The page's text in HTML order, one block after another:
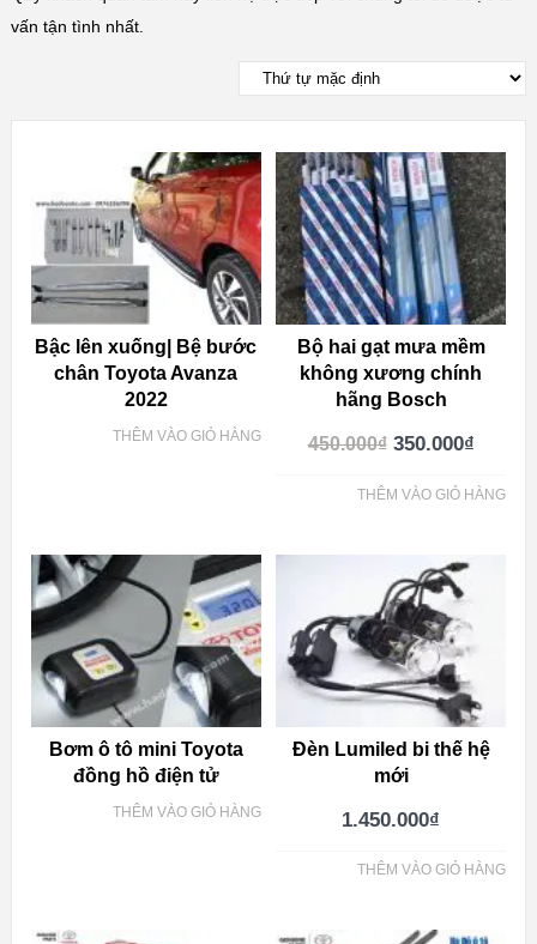
vấn tận tình nhất.
Bậc lên xuống| Bệ bước
chân Toyota Avanza
2022
THÊM VÀO GIỎ HÀNG
Bộ hai gạt mưa mềm
không xương chính
hãng Bosch
450.000₫ 350.000₫
THÊM VÀO GIỎ HÀNG
Bơm ô tô mini Toyota
đồng hồ điện tử
THÊM VÀO GIỎ HÀNG
Đèn Lumiled bi thế hệ
mới
1.450.000₫
THÊM VÀO GIỎ HÀNG